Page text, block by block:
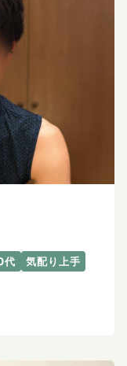
代
気配り上手